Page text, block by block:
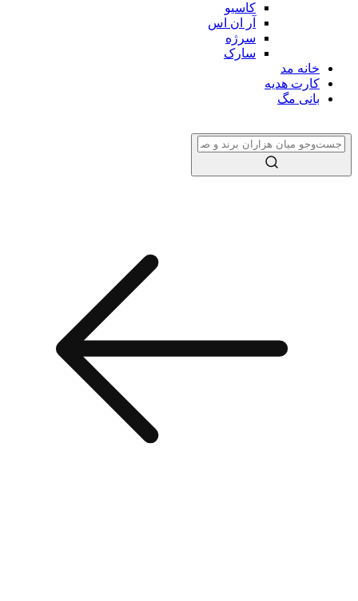
کاسیو
آر ان اس
سرژه
سارک
خانه مد
کارت هدیه
بانی مگ